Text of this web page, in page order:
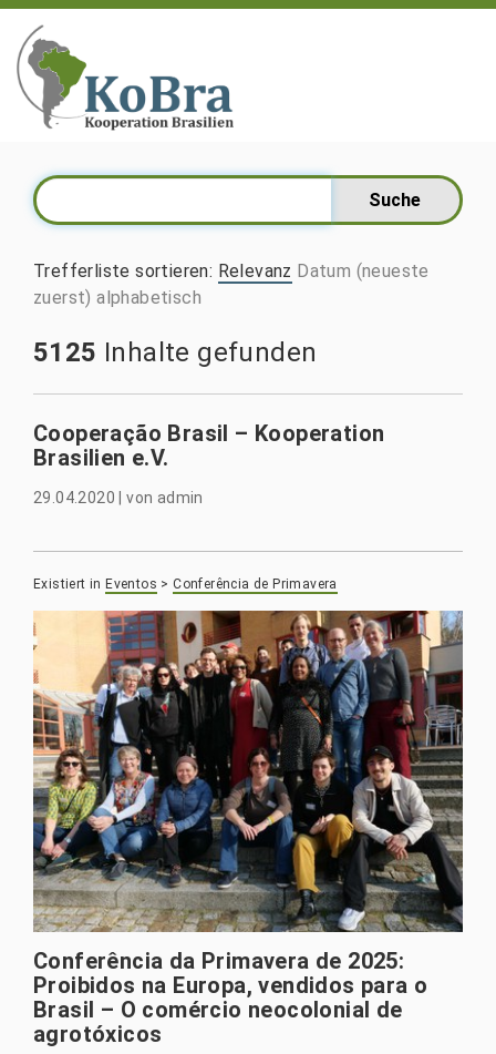
Trefferliste sortieren: Relevanz Datum (neueste
zuerst) alphabetisch
5125 Inhalte gefunden
Cooperação Brasil – Kooperation
Brasilien e.V.
29.04.2020 |von admin
Existiert in Eventos >Conferência de Primavera
Conferência da Primavera de 2025:
Proibidos na Europa, vendidos para o
Brasil – O comércio neocolonial de
agrotóxicos